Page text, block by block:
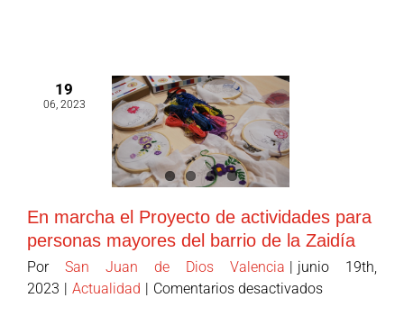
ETHOS
1
con
la
19
06, 2023
En marcha el Proyecto de actividades para
personas mayores del barrio de la Zaidía
Por San Juan de Dios Valencia | junio 19th,
2023 | Actualidad | Comentarios desactivadosen